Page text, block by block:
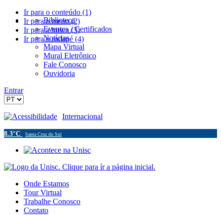
Ir para o conteúdo (1)
Ir para o menu (2)
Ir para a busca (3)
Ir para o rodapé (4)
Biblioteca
Eventos / Certificados
Notícias
Mapa Virtual
Mural Eletrônico
Fale Conosco
Ouvidoria
Entrar
Acessibilidade Internacional
8.3°C Santa Cruz do Sul
Onde Estamos
Tour Virtual
Trabalhe Conosco
Contato